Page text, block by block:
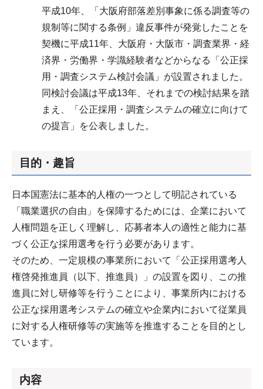
平成10年、「大阪府部落差別事象に係る調査等の
規制等に関する条例」違反事件が発覚したことを
契機に平成11年、大阪府・大阪市・調査業界・経
済界・労働界・学識経験者などからなる「公正採
用・調査システム検討会議」が設置されました。
同検討会議は平成13年、それまでの検討結果を踏
まえ、「公正採用・調査システムの確立に向けて
の提言」を公表しました。
目的・趣旨
日本国憲法に基本的人権の一つとして明記されている
「職業選択の自由」を保障するためには、企業において
人権問題を正しく理解し、応募者本人の適性と能力に基
づく公正な採用選考を行う必要があります。
そのため、一定規模の事業所において「公正採用選考人
権啓発推進員（以下、推進員）」の設置を図り、この推
進員に対し研修等を行うことにより、事業所内における
公正な採用選考システムの確立や企業内において従業員
に対する人権研修等の実施等を推進することを目的とし
ています。
内容